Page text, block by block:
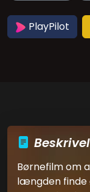
PlayPilot
Børnefilm om
længden